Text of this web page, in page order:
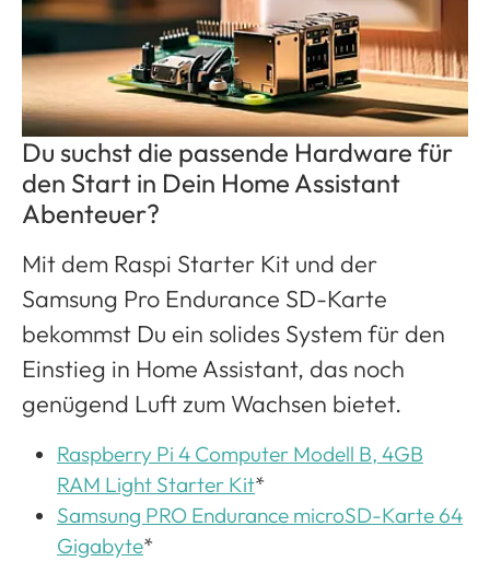
Du suchst die passende Hardware für
den Start in Dein Home Assistant
Abenteuer?
Mit dem Raspi Starter Kit und der
Samsung Pro Endurance SD-Karte
bekommst Du ein solides System für den
Einstieg in Home Assistant, das noch
genügend Luft zum Wachsen bietet.
Raspberry Pi 4 Computer Modell B, 4GB
RAM Light Starter Kit*
Samsung PRO Endurance microSD-Karte 64
Gigabyte*